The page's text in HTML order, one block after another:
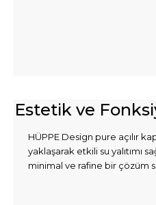
Estetik ve
HÜPPE Design pure açılır
yaklaşarak etkili su yalıtımı
minimal ve rafine bir çözüm